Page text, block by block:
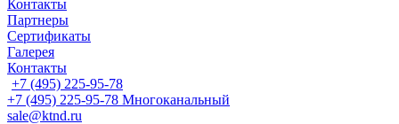
Контакты
Партнеры
Сертификаты
Галерея
Контакты
+7 (495) 225-95-78
+7 (495) 225-95-78 Многоканальный
sale@ktnd.ru